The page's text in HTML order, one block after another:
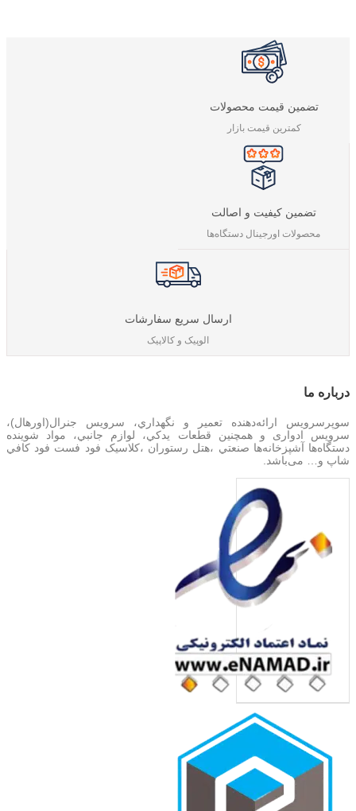
تضمین قیمت محصولات
کمترین قیمت بازار
تضمین کیفیت و اصالت
محصولات اورجینال دستگاه‌ها
ارسال سریع سفارشات
الوپیک و کالاپیک
درباره‌ ما
سوپرسرویس ارائه‌دهنده تعمير و نگهداري، سرویس جنرال(اورهال)،
سرویس‌ ادواری و همچنین قطعات يدکي، لوازم جانبي، مواد شوینده
دستگاه‌ها آشپزخانه‌ها صنعتي ،هتل رستوران ،کلاسیک فود فست فود کافي
شاپ و… می‌باشد.